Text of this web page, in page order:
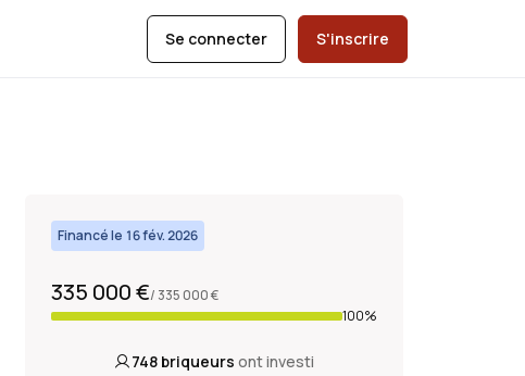
Se connecter S'inscrire
Financé le 16 fév. 2026
335 000 €/ 335 000 €
100%
748 briqueurs ont investi